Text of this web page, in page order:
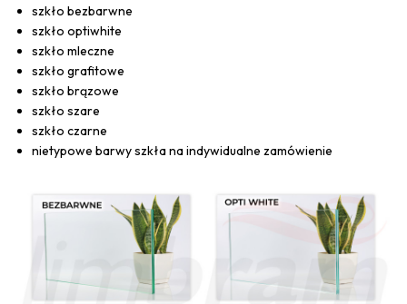
szkło bezbarwne
szkło optiwhite
szkło mleczne
szkło grafitowe
szkło brązowe
szkło szare
szkło czarne
nietypowe barwy szkła na indywidualne zamówienie